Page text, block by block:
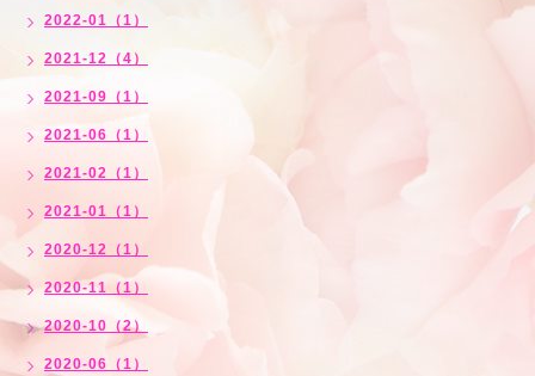
2022-01（1）
2021-12（4）
2021-09（1）
2021-06（1）
2021-02（1）
2021-01（1）
2020-12（1）
2020-11（1）
2020-10（2）
2020-06（1）